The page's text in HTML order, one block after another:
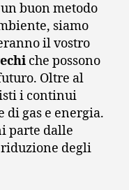
buon metodo
siamo
il vostro
che possono
Oltre al
i continui
gas e energia.
parte dalle
degli